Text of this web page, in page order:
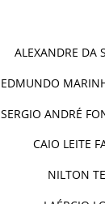
ALEXANDRE DA
EDMUNDO
SERGIO ANDRÉ
CAIO LEITE
NILTON